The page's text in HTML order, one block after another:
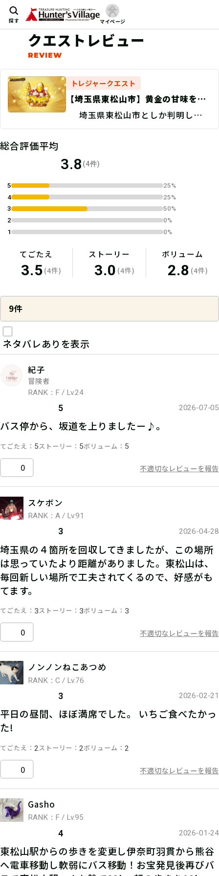
探す マイページ
クエストレビュー
トレジャークエスト
【埼玉県東松山市】黄金の甘味を探
せ！/現地捜索 Discovery
埼玉県東松山市としか判明してい
ない。
総合評価平均
3.8 (4件)
5
25%
4
25%
3
50%
2
0%
1
0%
てごたえ
3.5(4件)
ストーリー
3.0 (4件)
ボリューム
2.8 (4件)
9件
ネタバレありを表示
紀子
冒険者
RANK：F / Lv.24
5 2026-07-05
バス停から、坂道を上りましたー♪。
てごたえ 5ストーリー 5ボリューム 5
0 不適切なレビューを報告
スケボン
RANK：A / Lv.91
3 2026-04-28
埼玉県の４箇所を回収してきましたが、この場所
は思っていたより距離がありました。東松山は、
毎回新しい場所で工夫されてくるので、好感がも
てます。
てごたえ 3ストーリー 3ボリューム 3
0 不適切なレビューを報告
ノンノンねこあつめ
RANK：C / Lv.76
3 2026-02-21
平日の昼間、ほぼ満席でした。 いちご食べたかっ
た!
てごたえ 2ストーリー 2ボリューム 2
0 不適切なレビューを報告
Gasho
RANK：F / Lv.95
4 2026-01-24
東松山駅からの歩きを変更し伊奈町羽貫から熊谷
へ電車移動し軟弱にバス移動！お宝発見後再びバ